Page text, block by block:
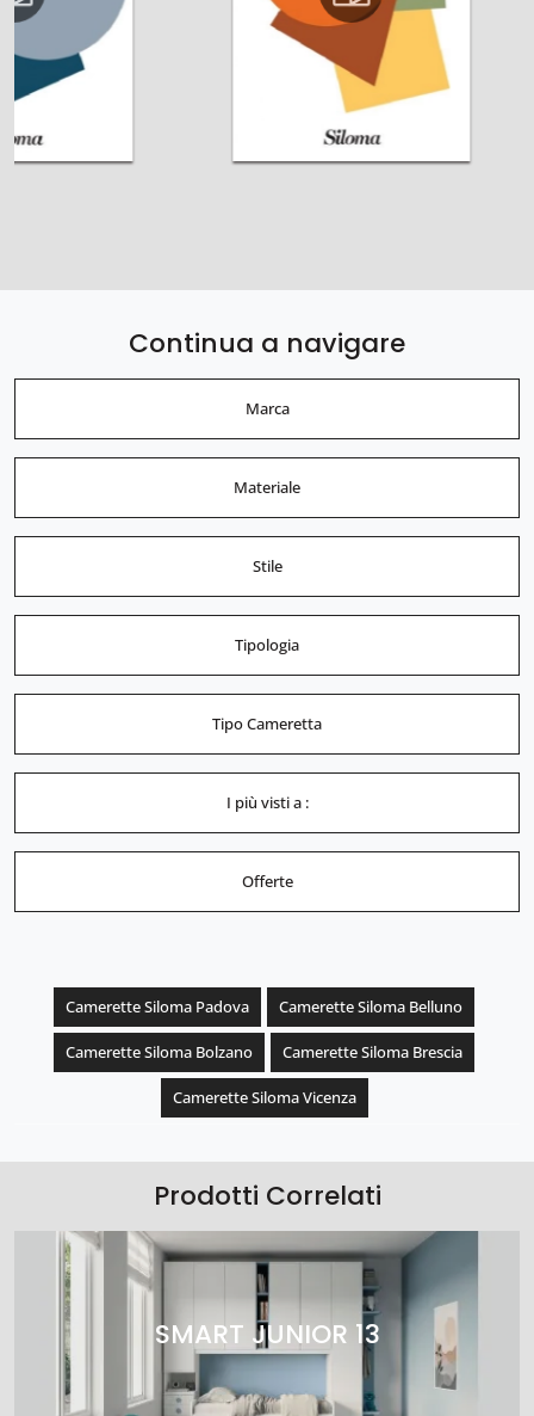
Continua a navigare
Marca
Materiale
Stile
Tipologia
Tipo Cameretta
I più visti a :
Offerte
Camerette Siloma Padova Camerette Siloma Belluno
Camerette Siloma Bolzano Camerette Siloma Brescia
Camerette Siloma Vicenza
Prodotti Correlati
SMART JUNIOR 13